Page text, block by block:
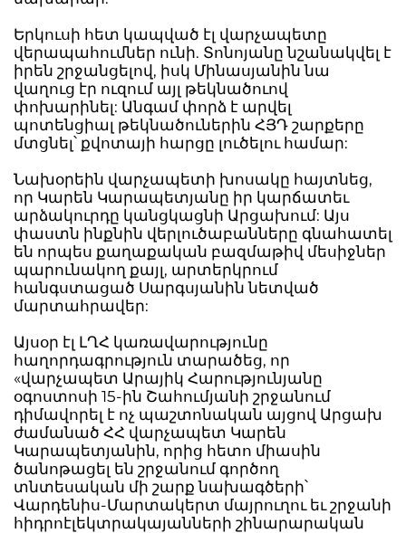
Երկուսի հետ կապված էլ վարչապետը
վերապահումներ ունի. Տոնոյանը նշանակվել է
իրեն շրջանցելով, իսկ Մինասյանին նա
վաղուց էր ուզում այլ թեկնածուով
փոխարինել: Անգամ փորձ է արվել
պոտենցիալ թեկնածուներին ՀՅԴ շարքերը
մտցնել՝ քվոտայի հարցը լուծելու համար:
Նախօրեին վարչապետի խոսակը հայտնեց,
որ Կարեն Կարապետյանը իր կարճատեւ
արձակուրդը կանցկացնի Արցախում: Այս
փաստն ինքնին վերլուծաբանները գնահատել
են որպես քաղաքական բազմաթիվ մեսիջներ
պարունակող քայլ, արտերկրում
հանգստացած Սարգսյանին նետված
մարտահրավեր:
Այսօր էլ ԼՂՀ կառավարությունը
հաղորդագրություն տարածեց, որ
«վարչապետ Արայիկ Հարությունյանը
օգոստոսի 15-ին Շահումյանի շրջանում
դիմավորել է ոչ պաշտոնական այցով Արցախ
ժամանած ՀՀ վարչապետ Կարեն
Կարապետյանին, որից հետո միասին
ծանոթացել են շրջանում գործող
տնտեսական մի շարք նախագծերի՝
Վարդենիս-Մարտակերտ մայրուղու եւ շրջանի
հիդրոէլեկտրակայանների շինարարական